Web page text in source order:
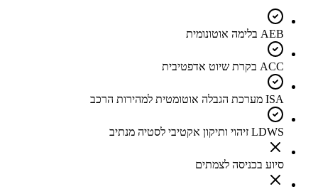
AEB בלימה אוטונומית
ACC בקרת שיוט אדפטיבית
ISA מערכת הגבלה אוטומטית למהירות הרכב
LDWS זיהוי ותיקון אקטיבי לסטיה מנתיב
סיוע בכניסה לצמתים